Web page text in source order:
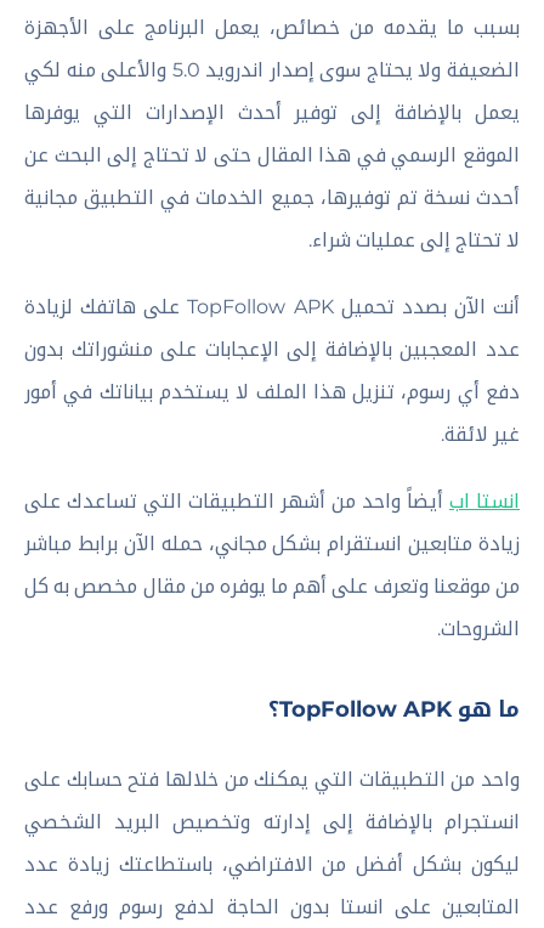
بسبب ما يقدمه من خصائص، يعمل البرنامج على الأجهزة
الضعيفة ولا يحتاج سوى إصدار اندرويد 5.0 والأعلى منه لكي
يعمل بالإضافة إلى توفير أحدث الإصدارات التي يوفرها
الموقع الرسمي في هذا المقال حتى لا تحتاج إلى البحث عن
أحدث نسخة تم توفيرها، جميع الخدمات في التطبيق مجانية
لا تحتاج إلى عمليات شراء.
أنت الآن بصدد تحميل TopFollow APK على هاتفك لزيادة
عدد المعجبين بالإضافة إلى الإعجابات على منشوراتك بدون
دفع أي رسوم، تنزيل هذا الملف لا يستخدم بياناتك في أمور
غير لائقة.
انستا اب أيضاً واحد من أشهر التطبيقات التي تساعدك على
زيادة متابعين انستقرام بشكل مجاني، حمله الآن برابط مباشر
من موقعنا وتعرف على أهم ما يوفره من مقال مخصص به كل
الشروحات.
ما هو TopFollow APK؟
واحد من التطبيقات التي يمكنك من خلالها فتح حسابك على
انستجرام بالإضافة إلى إدارته وتخصيص البريد الشخصي
ليكون بشكل أفضل من الافتراضي، باستطاعتك زيادة عدد
المتابعين على انستا بدون الحاجة لدفع رسوم ورفع عدد